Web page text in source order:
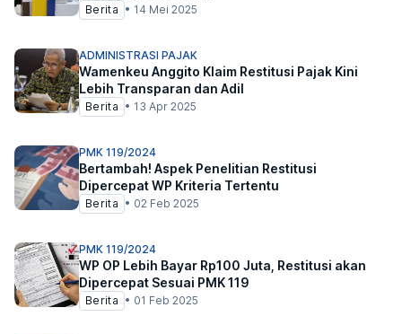
Berita • 14 Mei 2025
ADMINISTRASI PAJAK
Wamenkeu Anggito Klaim Restitusi Pajak Kini
Lebih Transparan dan Adil
Berita • 13 Apr 2025
PMK 119/2024
Bertambah! Aspek Penelitian Restitusi
Dipercepat WP Kriteria Tertentu
Berita • 02 Feb 2025
PMK 119/2024
WP OP Lebih Bayar Rp100 Juta, Restitusi akan
Dipercepat Sesuai PMK 119
Berita • 01 Feb 2025